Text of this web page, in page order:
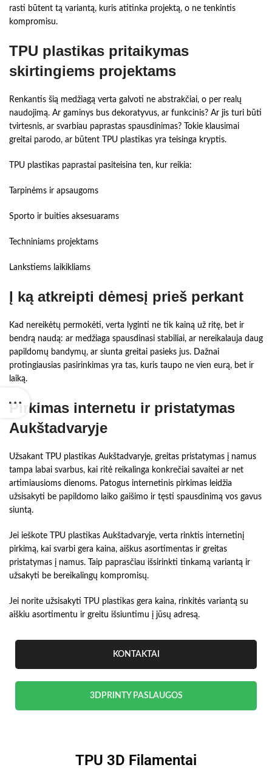
rasti būtent tą variantą, kuris atitinka projektą, o ne tenkintis
kompromisu.
TPU plastikas pritaikymas
skirtingiems projektams
Renkantis šią medžiagą verta galvoti ne abstrakčiai, o per realų
naudojimą. Ar gaminys bus dekoratyvus, ar funkcinis? Ar jis turi būti
tvirtesnis, ar svarbiau paprastas spausdinimas? Tokie klausimai
greitai parodo, ar būtent TPU plastikas yra teisinga kryptis.
TPU plastikas paprastai pasiteisina ten, kur reikia:
Tarpinėms ir apsaugoms
Sporto ir buities aksesuarams
Techniniams projektams
Lankstiems laikikliams
Į ką atkreipti dėmesį prieš perkant
Kad nereikėtų permokėti, verta lyginti ne tik kainą už ritę, bet ir
bendrą naudą: ar medžiaga spausdinasi stabiliai, ar nereikalauja daug
papildomų bandymų, ar siunta greitai pasieks jus. Dažnai
protingiausias pasirinkimas yra tas, kuris taupo ne vien eurą, bet ir
laiką.
Pirkimas internetu ir pristatymas
Aukštadvaryje
Užsakant TPU plastikas Aukštadvaryje, greitas pristatymas į namus
tampa labai svarbus, kai ritė reikalinga konkrečiai savaitei ar net
artimiausioms dienoms. Patogus internetinis pirkimas leidžia
užsisakyti be papildomo laiko gaišimo ir tęsti spausdinimą vos gavus
siuntą.
Jei ieškote TPU plastikas Aukštadvaryje, verta rinktis internetinį
pirkimą, kai svarbi gera kaina, aiškus asortimentas ir greitas
pristatymas į namus. Taip paprasčiau išsirinkti tinkamą variantą ir
užsakyti be bereikalingų kompromisų.
Jei norite užsisakyti TPU plastikas gera kaina, rinkitės variantą su
aiškiu asortimentu ir greitu išsiuntimu į jūsų adresą.
KONTAKTAI
3DPRINTY PASLAUGOS
TPU 3D Filamentai